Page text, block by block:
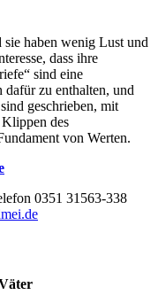
haben wenig Lust und
dass ihre
sind eine
zu enthalten, und
geschrieben, mit
des
von Werten.
0351 31563-338